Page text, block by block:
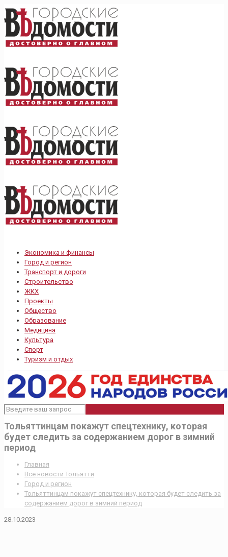
Экономика и финансы
Город и регион
Транспорт и дороги
Строительство
ЖКХ
Проекты
Общество
Образование
Медицина
Культура
Спорт
Туризм и отдых
Тольяттинцам покажут спецтехнику, которая
будет следить за содержанием дорог в зимний
период
Главная
Все новости Тольятти
Город и регион
Тольяттинцам покажут спецтехнику, которая будет следить за
содержанием дорог в зимний период
28.10.2023